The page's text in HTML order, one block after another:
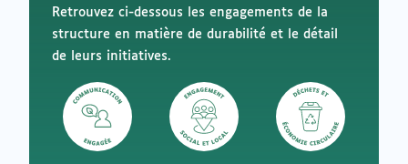
mes
envies
Retrouvez ci-dessous les engagements de la
structure en matière de durabilité et le détail
de leurs initiatives.